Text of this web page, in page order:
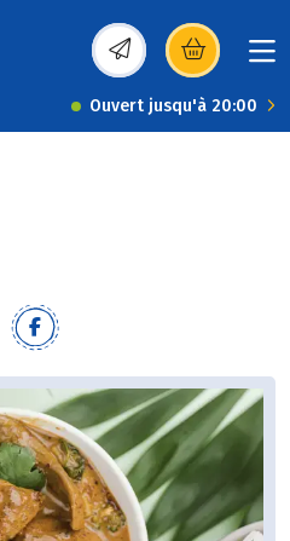
(s’ouvre dans une
Ouvert jusqu'à 20:00